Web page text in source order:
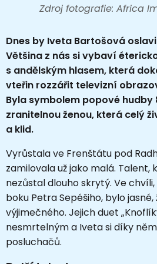
Zdroj fotografie: Africa
Dnes by Iveta Bartošová
Většina z nás si vybaví
s andělským hlasem, která
vteřin rozzářit televizní
Byla symbolem popové hudby
zranitelnou ženou, která celý
a klid.
Vyrůstala ve Frenštátu pod
zamilovala už jako malá. Talent,
nezůstal dlouho skrytý. Ve
boku Petra Sepéšiho, bylo
výjimečného. Jejich duet
nesmrtelným a Iveta si díky
posluchačů.